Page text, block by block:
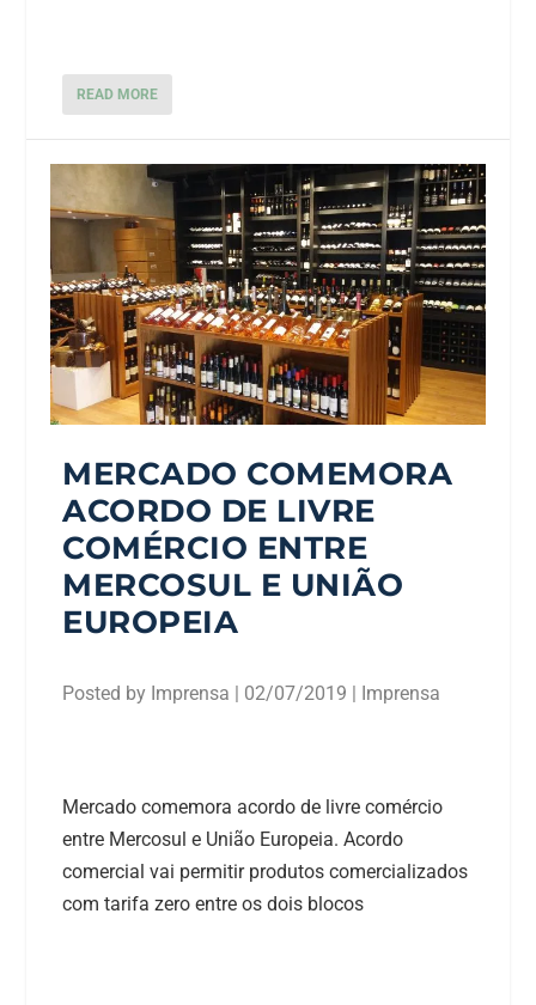
READ MORE
MERCADO COMEMORA
ACORDO DE LIVRE
COMÉRCIO ENTRE
MERCOSUL E UNIÃO
EUROPEIA
Posted by Imprensa | 02/07/2019 | Imprensa
Mercado comemora acordo de livre comércio
entre Mercosul e União Europeia. Acordo
comercial vai permitir produtos comercializados
com tarifa zero entre os dois blocos